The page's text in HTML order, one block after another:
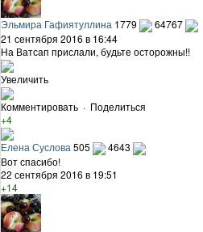
Эльмира Гафиятуллина 1779
64767
21 сентября 2016 в 16:44
На Ватсап прислали, будьте осторожны!!
Увеличить
Комментировать · Поделиться
+4
Елена Суслова 505
4643
Вот спасибо!
22 сентября 2016 в 19:51
+14